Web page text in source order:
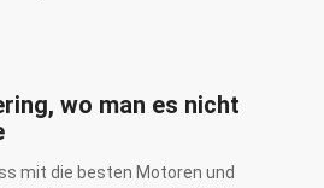
wo man es nicht
mit die besten Motoren und